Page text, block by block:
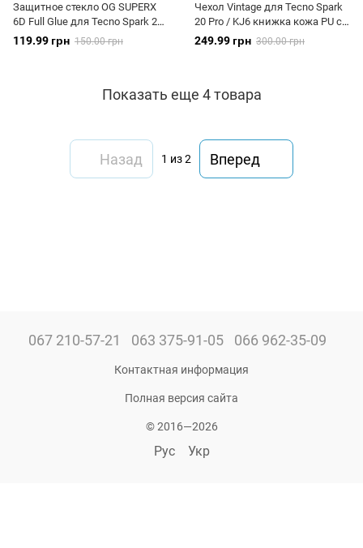
Защитное стекло OG SUPERX
6D Full Glue для Tecno Spark 20
Pro / KJ6 полноэкранное Black
119.99 грн 150.00 грн
Чехол Vintage для Tecno Spark
20 Pro / KJ6 книжка кожа PU с
визитницей черный
249.99 грн 300.00 грн
Показать еще 4 товара
Назад 1 из 2 Вперед
067 210-57-21 063 375-91-05 066 962-35-09
Контактная информация
Полная версия сайта
© 2016—2026
Рус Укр